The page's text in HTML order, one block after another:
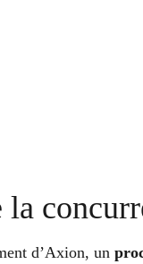
la
d’Axion, un